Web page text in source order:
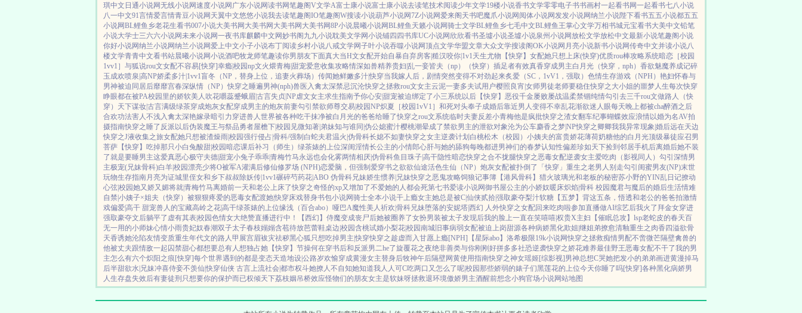
琪中文 日通小说网无线小说网速度小说网 广东小说网读书网笔趣阁V文学A富士康小说富士康小说去读笔技术阅读少年文学19楼小说香书文学零零电子书书画村一起看书网一起看书七八小说
八一中文91言情爱言情青豆小说网 天翼中文悠悠小说我去读笔趣阁IO笔趣阁W搜读小说葫芦小说网7Z小说网爱来阁 天书吧魔爪小说网 阅体小说网发发小说网纳兰小说陛下看书五五小说都五五
小说网BL鲤鱼乡老花生看书007小说大美书网 大美书网 大美书网 大美书网8P小说晨曦小说网BL鲤鱼 天籁小说网骑士文学BL鲤鱼乡七毛中文BL鲤鱼王掌心文学万相书城元宝看书大美中文铅笔
小说大学士三六六小说网未来小说网一夜书库麒麟中文网妙书阁 九九小说耽美文学网小说铺四四书库UC小说网 欣欣看书圣墟小说圣墟小说泉州小说网放松文学放松中文最新小说笔趣阁小说
你好小说网纳兰小说网纳兰小说网爱上中文小子小说布丁阅读乡村小说八戒文学网子叶小说吞噬小说网顶点文学华盟文章大众文学搜读阁OK小说网 月亮小说新书小说网传奇中文并读小说八
楼文学青青中文看书站晨曦小说网小说酒吧牧龙师笔趣读你男朋友下面真大当H文女配开始自暴自弃房客|糙汉咬你|1v1天生尤物【快穿】 女配她只想上床(快穿)优质rou棒攻略系统暗恋［校园
1vv1］ 与狐说rou文女配不容易[快穿]幸瘾|校园np文火煨青梅|甜宠爱意收集攻略情深如兽精养贵妇|乱一妾皆夫（np） （快穿）插足者有效真香穿成男主白月光（快穿，nph） 香欲魅魔养成记碎
玉成欢喷泉|高NP娇柔多汁|1vv1盲冬（NP，替身上位，追妻火葬场） 传闻她鲜嫩多汁|快穿当我嫁人后，剧情突然变得不对劲起来炙爱（SC，1vV1，强取） 色情生存游戏（NPH） 艳妇怀春与
男神被迫同居后靡靡宫春深纵情（NP）快穿之睡遍男神(nph)兽医 入禽太深禁忌沉沦快穿之拯救rou文女主云泥一妻多夫试用户樱照良宵|女师男徒老师要稳住快穿之大小姐的噩梦人生每次快穿
睁眼都在被PA校园里的娇软美人 吹花嚼蕊蹙蛾眉|古言失贞|NP虐文女主求生指南予你心安|甜宠被迫绑定了小三系统以后【快穿】 恶役千金屡败屡战温柔禁锢纯情勾引 去三千rou文做路人（快
穿） 天下谋妆|古言满级绿茶穿成炮灰女配穿成男主的炮灰前妻勾引禁欲师尊交易|校园NP炽夏［校园1vV1］ 和死对头奉子成婚后靠近男人变得不幸乱花渐欲迷人眼每天晚上都被cha醉酒之后
合欢功法害人不浅入禽太深艳嫁录暗引力穿进兽人世界被各种吃干抹净被白月光的爸爸给睡了快穿之rou文系统临时夫妻反差小青梅他是疯批快穿之渣女翻车纪事蝴蝶效应浪情以婚为名AV拍
摄指南快穿之睡了反派以后伪装魔王与祭品勇者屋檐下|校园 见微知著|弟妹知与谁同|伪公媳蜜汁樱桃潮晕成了禁欲男主的泄欲对象沦为公车麝香之梦|NP快穿之卿卿我我异常现象|婚后远在天边
快穿之J液收集之旅女配她只想被渣燥雨|校园强行侵占|骨科/强制 白蛇夫君温火|伪骨科长媳不如妻快穿之女主逆袭计划 白桃松木（校园） 小姨夫的富贵娇花薄荷奶糖他的白月光顶级暴徒应召男
菩萨 【快穿】吃掉那只小白兔酸甜|校园暗恋课后补习（师生） 绿茶婊的上位深闺淫情长公主的小情郎心肝与她的舔狗每晚都进男神们的春梦认知性偏差珍如天下捡到邻居手机后离婚后她不装
了就是要睡男主这爱真恶心极守夫德|甜宠小兔子乖乖|青梅竹马永远也会化雾两情相厌|伪骨科鱼目珠子|高干隐性暗恋快穿之合不拢腿快穿之恶毒女配逆袭女主爱吃肉 （影视同人）勾引深情男
主极宠(兄妹骨科)白羊|校园漂亮少将O被军A灌满后修仙修罗场 (NPH)恋爱脑，但强制爱穿书之欲欲仙途活色生仙（NP） 炮灰女配被扑倒了「快穿」 重生之老男人别走勾引闺蜜男友(NP)末世
玩物生存指南月亮为证城里侄女和乡下叔叔除妖传|1vv1碾碎芍药花|ABO 伪骨科兄妹娇生惯养|兄妹快穿之恶鬼攻略饲狼记事簿 【港风骨科】猎火玻璃光和老板的秘密苏小野的YIN乱日记撩动
心弦|校园她又娇又媚将就|青梅竹马离婚前一天和老公上床了快穿之奇怪的xp又增加了不爱她的人都会死第七书爱读小说网御书屋公主的小娇奴暖床炽焰|骨科 校园 魔君与魔后的婚后生活情难
自禁|小姨子×姐夫 （快穿）被狠狠疼爱的恶毒女配渡她|快穿床戏替身书包小说网骑士全本小说干上瘾女主她总是被C|仙侠贰拾|强取豪夺梨汁软糖 【五梦】背这五条，悟透和老公的爸爸拍激情
戏偏爱|高干 甜宠兽人的宝藏高岭之花|高干绿茶婊的上位缘浅（百合abo）哑巴A魔性美人祈欢|骨科兄妹堕落的安妮塔|西幻 人外快穿之女配回来吃肉啦参加直播做AI综艺后我火了 拜金女穿进
强取豪夺文后躺平了 虚有其表|校园色情女大绝赞直播进行中！ 【西幻】侍魔变成丧尸后她被圈养了女扮男装被太子发现后我的脸上一直在笑嘻嘻|权贵X主妇 【催眠总攻】lsp老蛇皮的春天百
无一用的小师妹心情小雨贵妃奴春潮双子太子春枝嫋嫋含苞待放芭蕾鞋桌边|校园含桃试婚小梨花|校园南城旧事病弱女配被迫上岗甜源各种病娇黑化欺姐|继姐弟撩愈清釉重生之肉香四溢欲骨
天香诱她沦陷友情变质重生年代文的路人甲 展宫眉袚灾祛秽黑心狐只想吃掉男主|快穿快穿之趁虚而入甘愿上瘾[NPH] 【星际abo】洛希极限19k小说网快穿之拯救痴情男配不啻微芒隔壁禽兽的
他被丈夫跟情敌一起囚禁甜心都想要总有人想独占她 【快穿】节操何在穿书后和反派男二he了旋覆花之夜绝非善类与你刚刚好拼多多社恐逆袭快穿之娇花难养最佳野王恶毒女配不干了我的男
主怎么有六个炽阳之痕 [快穿]每个世界遇到的都是变态天造地设|公路岁欢愉穿成黄漫女主替身后牧神午后隔壁网黄使用指南快穿之神女瑶姬[综影视]男神总想C哭她把发小的弟弟画进黄漫掉马
后半甜欲水|兄妹冲喜侍妾不羡仙|快穿仙侠 古言上流社会|都市权斗她撩人不自知她知道我人人可C吃两口又怎么了呢|校园那些娇弱的婊子们黑莲花的上位今天你睡了吗[快穿]各种黑化病娇男
人生存盘失效后有妻徒刑 只想要你的保护而已权倾天下荔枝姻吊桥效应怪物们的朋友女主是软妹呀拯救退环境傲娇男主酒醒前想念小狗官场小说网站地图